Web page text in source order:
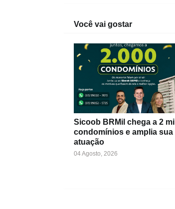
Você vai gostar
Sicoob BRMil chega a 2 mil
condomínios e amplia sua
atuação
04 Agosto, 2026